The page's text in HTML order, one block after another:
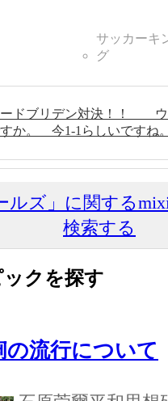
サッカーキ
グ
ードブリデン対決！！ ウ
すか。 今1-1らしいです
ルズ」に関する
検索する
ックを探す
の流行について